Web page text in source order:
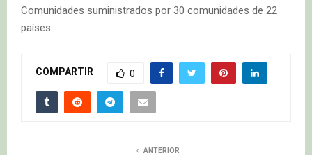
Comunidades suministrados por 30 comunidades de 22
países.
COMPARTIR 0
ANTERIOR